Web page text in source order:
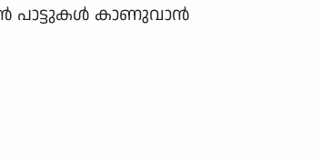
പാട്ടുകള്‍ കാണുവാന്‍